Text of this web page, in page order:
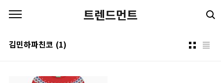
트렌드먼트
김민하파친코 (1)